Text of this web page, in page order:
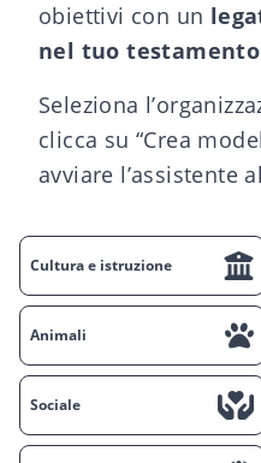
obiettivi con un
nel tuo testamento
Seleziona
clicca su “Crea
avviare l’assistente
Cultura e istruzione
Animali
Sociale